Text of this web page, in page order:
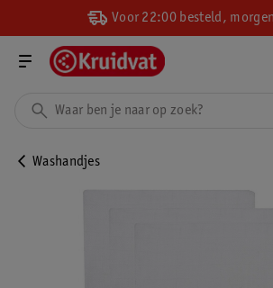
Voor 22:00 besteld,
Washandjes